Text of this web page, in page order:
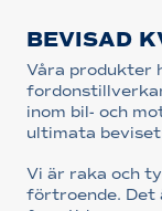
BEVISAD
Våra produkter
inom bil- och
ultimata
Vi är raka och
förtroende. Det